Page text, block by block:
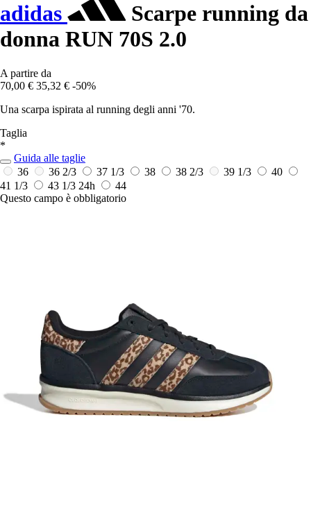
adidas
Scarpe running da
donna RUN 70S 2.0
A partire da
70,00 € 35,32 € -50%
Una scarpa ispirata al running degli anni '70.
Taglia
*
Guida alle taglie
36
36 2/3 37 1/3 38 38 2/3 39 1/3
40
41 1/3
43 1/3 24h
44
Questo campo è obbligatorio